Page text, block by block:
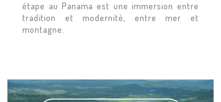
étape au Panama est une immersion entre
tradition et modernité, entre mer et
montagne.